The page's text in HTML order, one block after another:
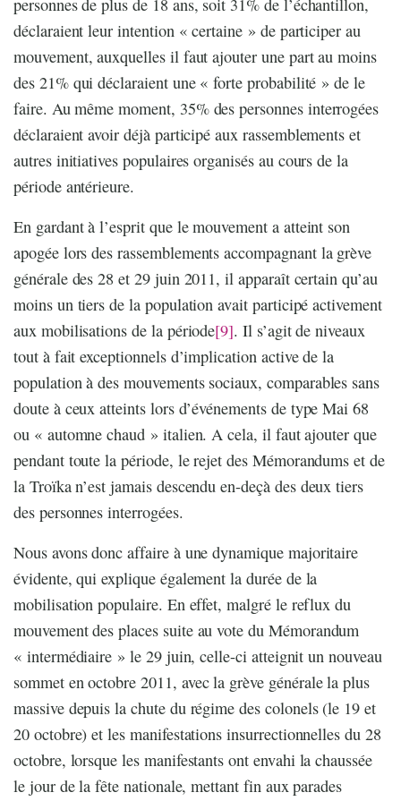
personnes de plus de 18 ans, soit 31% de l’échantillon,
déclaraient leur intention « certaine » de participer au
mouvement, auxquelles il faut ajouter une part au moins
des 21% qui déclaraient une « forte probabilité » de le
faire. Au même moment, 35% des personnes interrogées
déclaraient avoir déjà participé aux rassemblements et
autres initiatives populaires organisés au cours de la
période antérieure.
En gardant à l’esprit que le mouvement a atteint son
apogée lors des rassemblements accompagnant la grève
générale des 28 et 29 juin 2011, il apparaît certain qu’au
moins un tiers de la population avait participé activement
aux mobilisations de la période[9]. Il s’agit de niveaux
tout à fait exceptionnels d’implication active de la
population à des mouvements sociaux, comparables sans
doute à ceux atteints lors d’événements de type Mai 68
ou « automne chaud » italien. A cela, il faut ajouter que
pendant toute la période, le rejet des Mémorandums et de
la Troïka n’est jamais descendu en-deçà des deux tiers
des personnes interrogées.
Nous avons donc affaire à une dynamique majoritaire
évidente, qui explique également la durée de la
mobilisation populaire. En effet, malgré le reflux du
mouvement des places suite au vote du Mémorandum
« intermédiaire » le 29 juin, celle-ci atteignit un nouveau
sommet en octobre 2011, avec la grève générale la plus
massive depuis la chute du régime des colonels (le 19 et
20 octobre) et les manifestations insurrectionnelles du 28
octobre, lorsque les manifestants ont envahi la chaussée
le jour de la fête nationale, mettant fin aux parades